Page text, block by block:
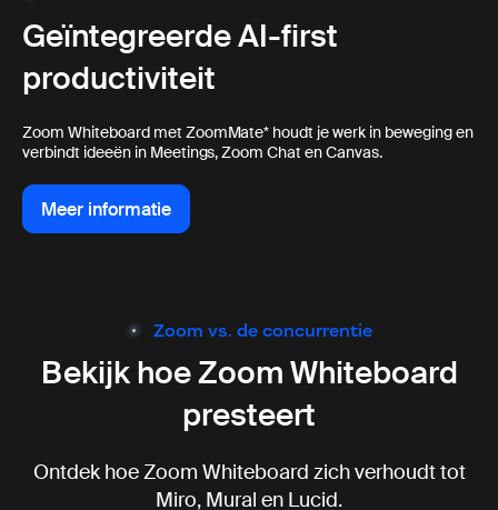
Geïntegreerde AI-first
productiviteit
Zoom Whiteboard met ZoomMate* houdt je werk in beweging en
verbindt ideeën in Meetings, Zoom Chat en Canvas.
Meer informatie
Meer informatie
Zoom vs. de concurrentie
Bekijk hoe Zoom Whiteboard
presteert
Ontdek hoe Zoom Whiteboard zich verhoudt tot
Miro, Mural en Lucid.